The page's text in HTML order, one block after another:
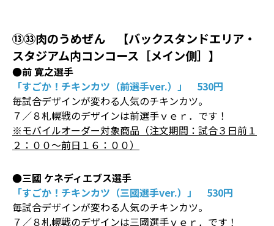
⑬㉝肉のうめぜん 【バックスタンドエリア・
スタジアム内コンコース［メイン側］】
●前 寛之選手
「すごか！チキンカツ（前選手ver.）」 530円
毎試合デザインが変わる人気のチキンカツ。
７／８札幌戦のデザインは前選手ｖｅｒ．です！
※モバイルオーダー対象商品（注文期間：試合３日前１
２：００～前日１６：００）
●三國 ケネディエブス選手
「すごか！チキンカツ（三國選手ver.）」 530円
毎試合デザインが変わる人気のチキンカツ。
７／８札幌戦のデザインは三國選手ｖｅｒ．です！